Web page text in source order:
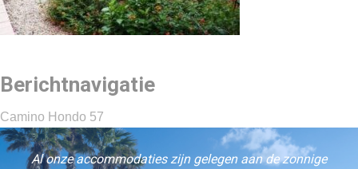
Berichtnavigatie
Camino Hondo 57
Al onze accommodaties zijn gelegen aan de zonnige